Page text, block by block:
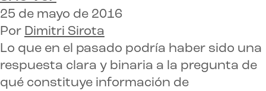
25 de mayo de 2016
Por Dimitri Sirota
Lo que en el pasado podría haber sido una
respuesta clara y binaria a la pregunta de
qué constituye información de